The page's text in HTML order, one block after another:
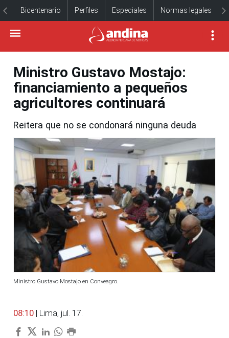
Bicentenario Perfiles Especiales Normas legales
Ministro Gustavo Mostajo:
financiamiento a pequeños
agricultores continuará
Reitera que no se condonará ninguna deuda
Ministro Gustavo Mostajo en Conveagro.
08:10 | Lima, jul. 17.